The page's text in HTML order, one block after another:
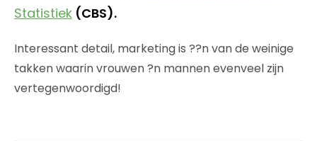
Statistiek (CBS).
Interessant detail, marketing is ??n van de weinige
takken waarin vrouwen ?n mannen evenveel zijn
vertegenwoordigd!